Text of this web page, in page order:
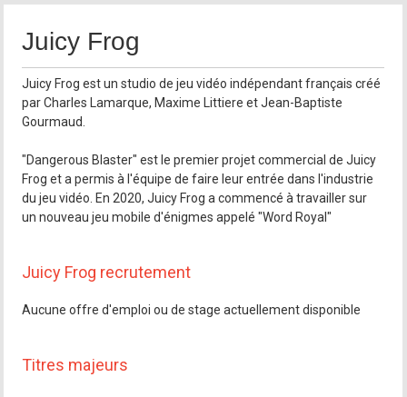
Juicy Frog
Juicy Frog est un studio de jeu vidéo indépendant français créé
par Charles Lamarque, Maxime Littiere et Jean-Baptiste
Gourmaud.
"Dangerous Blaster" est le premier projet commercial de Juicy
Frog et a permis à l'équipe de faire leur entrée dans l'industrie
du jeu vidéo. En 2020, Juicy Frog a commencé à travailler sur
un nouveau jeu mobile d'énigmes appelé "Word Royal"
Juicy Frog recrutement
Aucune offre d'emploi ou de stage actuellement disponible
Titres majeurs